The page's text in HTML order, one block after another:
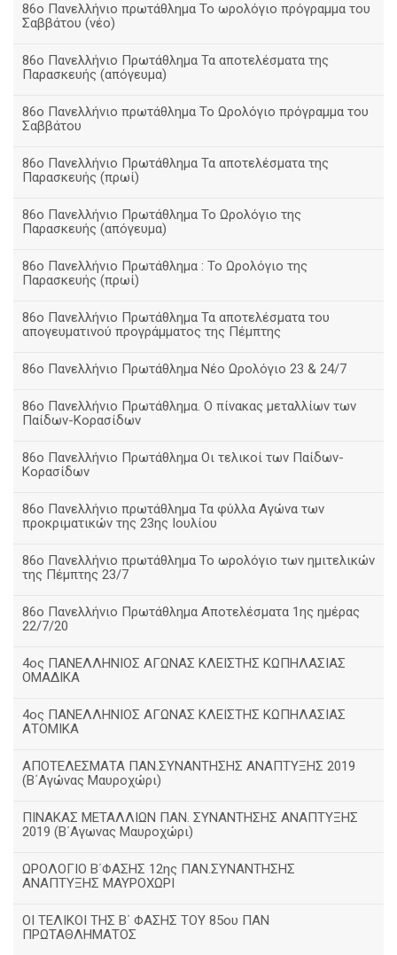
86ο Πανελλήνιο πρωτάθλημα Το ωρολόγιο πρόγραμμα του
Σαββάτου (νέο)
86ο Πανελλήνιο Πρωτάθλημα Τα αποτελέσματα της
Παρασκευής (απόγευμα)
86ο Πανελλήνιο πρωτάθλημα Το Ωρολόγιο πρόγραμμα του
Σαββάτου
86ο Πανελλήνιο Πρωτάθλημα Τα αποτελέσματα της
Παρασκευής (πρωί)
86ο Πανελλήνιο Πρωτάθλημα Το Ωρολόγιο της
Παρασκευής (απόγευμα)
86ο Πανελλήνιο Πρωτάθλημα : Το Ωρολόγιο της
Παρασκευής (πρωί)
86ο Πανελλήνιο Πρωτάθλημα Τα αποτελέσματα του
απογευματινού προγράμματος της Πέμπτης
86ο Πανελλήνιο Πρωτάθλημα Νέο Ωρολόγιο 23 & 24/7
86ο Πανελλήνιο Πρωτάθλημα. Ο πίνακας μεταλλίων των
Παίδων-Κορασίδων
86ο Πανελλήνιο Πρωτάθλημα Οι τελικοί των Παίδων-
Κορασίδων
86ο Πανελλήνιο πρωτάθλημα Τα φύλλα Αγώνα των
προκριματικών της 23ης Ιουλίου
86ο Πανελλήνιο πρωτάθλημα Το ωρολόγιο των ημιτελικών
της Πέμπτης 23/7
86ο Πανελλήνιο Πρωτάθλημα Αποτελέσματα 1ης ημέρας
22/7/20
4ος ΠΑΝΕΛΛΗΝΙΟΣ ΑΓΩΝΑΣ ΚΛΕΙΣΤΗΣ ΚΩΠΗΛΑΣΙΑΣ
ΟΜΑΔΙΚΑ
4ος ΠΑΝΕΛΛΗΝΙΟΣ ΑΓΩΝΑΣ ΚΛΕΙΣΤΗΣ ΚΩΠΗΛΑΣΙΑΣ
ΑΤΟΜΙΚΑ
ΑΠΟΤΕΛΕΣΜΑΤΑ ΠΑΝ.ΣΥΝΑΝΤΗΣΗΣ ΑΝΑΠΤΥΞΗΣ 2019
(B΄Αγώνας Μαυροχώρι)
ΠΙΝΑΚΑΣ ΜΕΤΑΛΛΙΩΝ ΠΑΝ. ΣΥΝΑΝΤΗΣΗΣ ΑΝΑΠΤΥΞΗΣ
2019 (Β΄Αγωνας Μαυροχώρι)
ΩΡΟΛΟΓΙΟ Β΄ΦΑΣΗΣ 12ης ΠΑΝ.ΣΥΝΑΝΤΗΣΗΣ
ΑΝΑΠΤΥΞΗΣ ΜΑΥΡΟΧΩΡΙ
ΟΙ ΤΕΛΙΚΟΙ ΤΗΣ Β΄ ΦΑΣΗΣ ΤΟΥ 85ου ΠΑΝ
ΠΡΩΤΑΘΛΗΜΑΤΟΣ